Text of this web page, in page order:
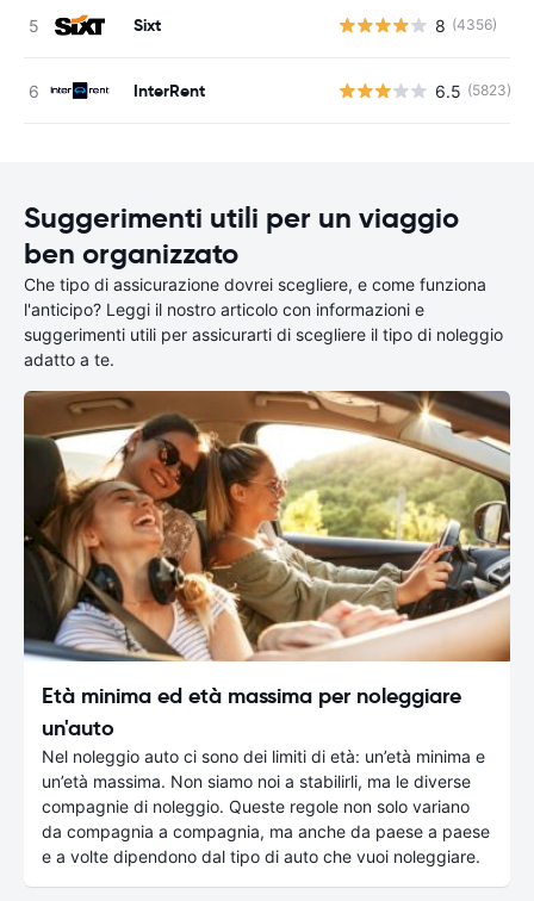
Sixt 8 (4356)
InterRent 6.5 (5823)
Suggerimenti utili per un viaggio
ben organizzato
Che tipo di assicurazione dovrei scegliere, e come funziona
l'anticipo? Leggi il nostro articolo con informazioni e
suggerimenti utili per assicurarti di scegliere il tipo di noleggio
adatto a te.
Età minima ed età massima per noleggiare
un'auto
Nel noleggio auto ci sono dei limiti di età: un’età minima e
un’età massima. Non siamo noi a stabilirli, ma le diverse
compagnie di noleggio. Queste regole non solo variano
da compagnia a compagnia, ma anche da paese a paese
e a volte dipendono dal tipo di auto che vuoi noleggiare.